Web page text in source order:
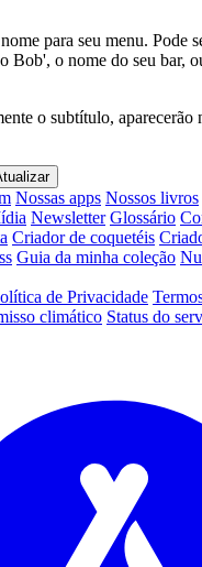
para seu menu. Pode
Bob', o nome do seu bar,
o subtítulo, aparecerão
Nossas apps Nossos livros
Newsletter Glossário
Criador de coquetéis
Guia da minha coleção
de Privacidade
climático Status do